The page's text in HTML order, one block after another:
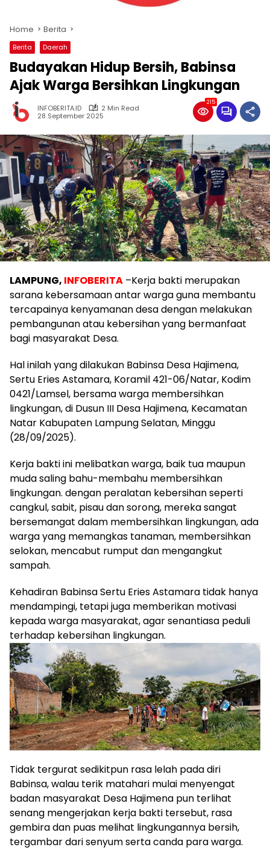
Home Berita
Berita Daerah
Budayakan Hidup Bersih, Babinsa
Ajak Warga Bersihkan Lingkungan
INFOBERITA.ID
2 Min Read
28 September 2025
215
LAMPUNG, INFOBERITA –Kerja bakti merupakan
sarana kebersamaan antar warga guna membantu
tercapainya kenyamanan desa dengan melakukan
pembangunan atau kebersihan yang bermanfaat
bagi masyarakat Desa.
Hal inilah yang dilakukan Babinsa Desa Hajimena,
Sertu Eries Astamara, Koramil 421-06/Natar, Kodim
0421/Lamsel, bersama warga membersihkan
lingkungan, di Dusun III Desa Hajimena, Kecamatan
Natar Kabupaten Lampung Selatan, Minggu
(28/09/2025).
Kerja bakti ini melibatkan warga, baik tua maupun
muda saling bahu-membahu membersihkan
lingkungan. dengan peralatan kebersihan seperti
cangkul, sabit, pisau dan sorong, mereka sangat
bersemangat dalam membersihkan lingkungan, ada
warga yang memangkas tanaman, membersihkan
selokan, mencabut rumput dan mengangkut
sampah.
Kehadiran Babinsa Sertu Eries Astamara tidak hanya
mendampingi, tetapi juga memberikan motivasi
kepada warga masyarakat, agar senantiasa peduli
terhadap kebersihan lingkungan.
Tidak tergurat sedikitpun rasa lelah pada diri
Babinsa, walau terik matahari mulai menyengat
badan masyarakat Desa Hajimena pun terlihat
senang mengerjakan kerja bakti tersebut, rasa
gembira dan puas melihat lingkungannya bersih,
tergambar dari senyum serta canda para warga.